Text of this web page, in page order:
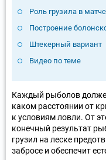
Роль грузила в
Построение
Штекерный вариант
Видео по теме
Каждый рыболов
каком расстоянии от
к условиям ловли. От
конечный результат
грузил на леске
забросе и обеспечит